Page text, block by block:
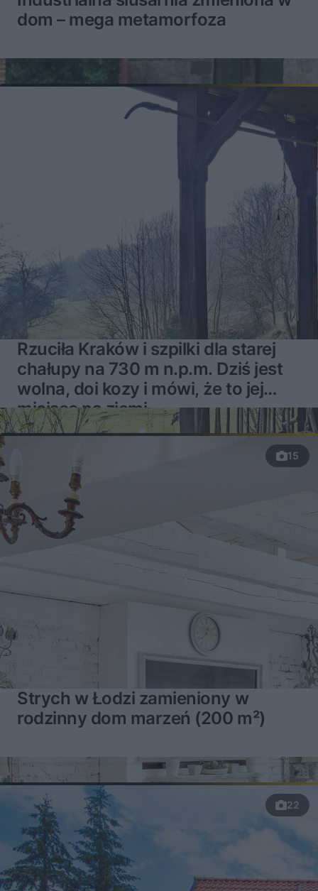
dom – mega metamorfoza
Rzuciła Kraków i szpilki dla starej
chałupy na 730 m n.p.m. Dziś jest
wolna, doi kozy i mówi, że to jej
miejsce na ziemi
15
Strych w Łodzi zamieniony w
rodzinny dom marzeń (200 m²)
22